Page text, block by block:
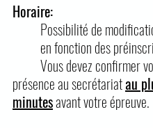
Horaire:
Possibilité de
en fonction des
Vous devez confirmer
présence au secrétariat au
minutes avant votre épreuve.